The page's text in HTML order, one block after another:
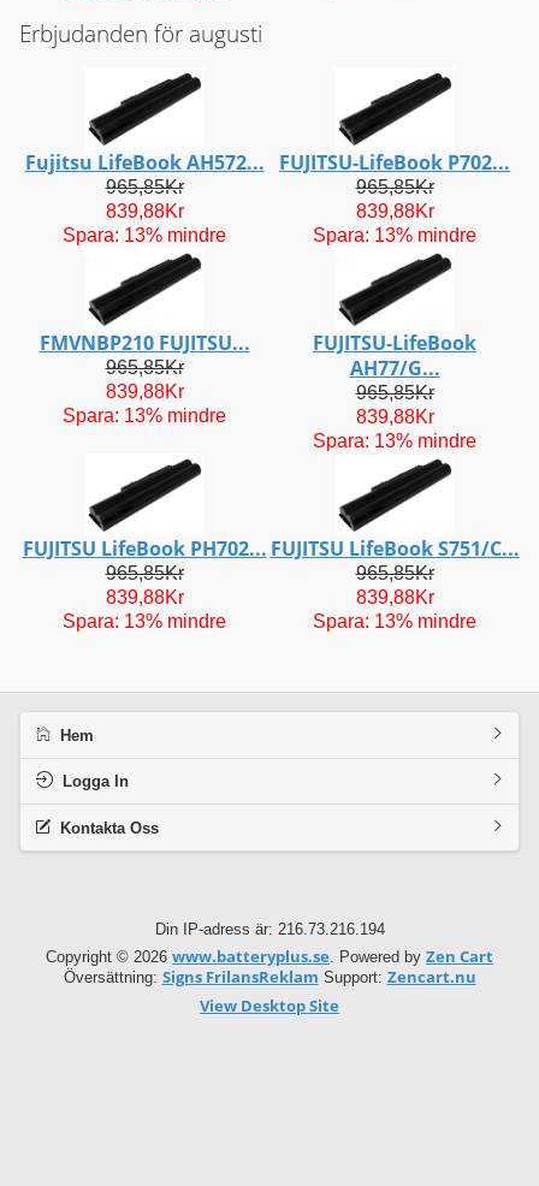
Erbjudanden för augusti
Fujitsu LifeBook AH572...
965,85Kr
839,88Kr
Spara: 13% mindre
FUJITSU-LifeBook P702...
965,85Kr
839,88Kr
Spara: 13% mindre
FMVNBP210 FUJITSU...
965,85Kr
839,88Kr
Spara: 13% mindre
FUJITSU-LifeBook
AH77/G...
965,85Kr
839,88Kr
Spara: 13% mindre
FUJITSU LifeBook PH702...
965,85Kr
839,88Kr
Spara: 13% mindre
FUJITSU LifeBook S751/C...
965,85Kr
839,88Kr
Spara: 13% mindre
Hem
Logga In
Kontakta Oss
Din IP-adress är: 216.73.216.194
Copyright © 2026 www.batteryplus.se. Powered by Zen Cart
Översättning: Signs FrilansReklam Support: Zencart.nu
View Desktop Site